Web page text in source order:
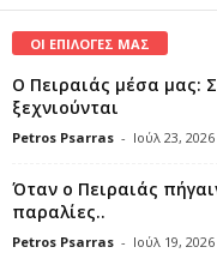
ΟΙ ΕΠΙΛΟΓΕΣ ΜΑΣ
Ο Πειραιάς μέσα μας:
ξεχνιούνται
Petros Psarras - Ιούλ 23, 2026
Όταν ο Πειραιάς
παραλίες..
Petros Psarras - Ιούλ 19, 2026